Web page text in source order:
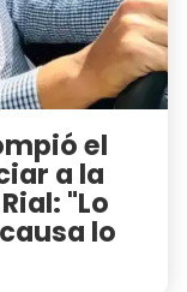
el
a la
"Lo
lo